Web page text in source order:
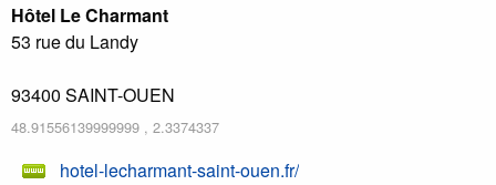
Hôtel Le Charmant
53 rue du Landy
93400 SAINT-OUEN
48.91556139999999 , 2.3374337
hotel-lecharmant-saint-ouen.fr/